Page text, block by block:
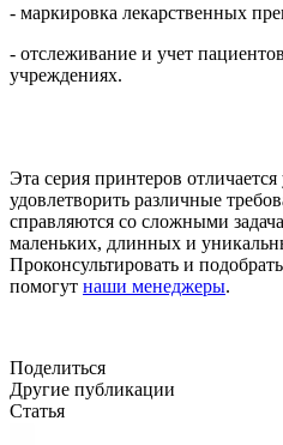
- маркировка лекарственных
- отслеживание и учет
учреждениях.
Эта серия принтеров
удовлетворить различные
справляются со сложными
маленьких, длинных и
Проконсультировать и
помогут наши менеджеры.
Поделиться
Другие публикации
Статья